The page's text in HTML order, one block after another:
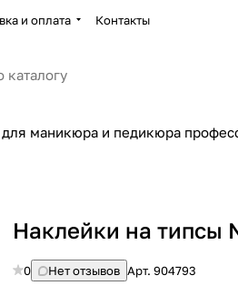
и оплата Контакты
маникюра и педикюра
Наклейки на типсы
0 Нет отзывов Арт.904793